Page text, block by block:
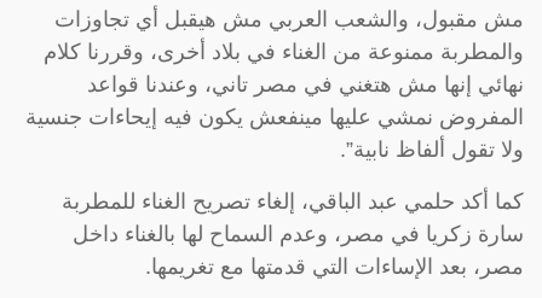
مش مقبول، والشعب العربي مش هيقبل أي تجاوزات
والمطربة ممنوعة من الغناء في بلاد أخرى، وقررنا كلام
نهائي إنها مش هتغني في مصر تاني، وعندنا قواعد
المفروض نمشي عليها مينفعش يكون فيه إيحاءات جنسية
ولا تقول ألفاظ نابية”.
كما أكد حلمي عبد الباقي، إلغاء تصريح الغناء للمطربة
سارة زكريا في مصر، وعدم السماح لها بالغناء داخل
مصر، بعد الإساءات التي قدمتها مع تغريمها.